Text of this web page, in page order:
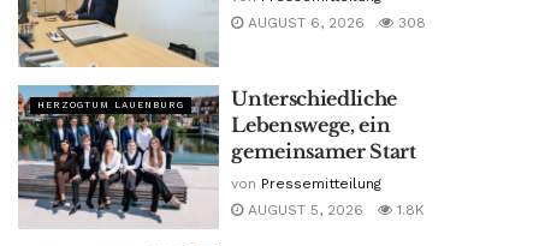
AUGUST 6, 2026
308
HERZOGTUM LAUENBURG
Unterschiedliche
Lebenswege, ein
gemeinsamer Start
von Pressemitteilung
AUGUST 5, 2026
1.8K